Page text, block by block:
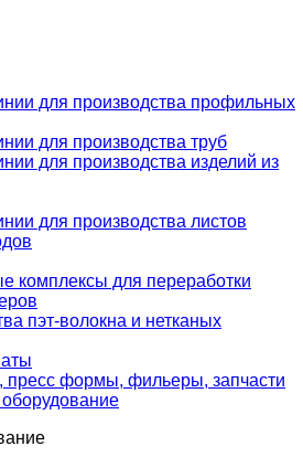
для производства профильных
для производства труб
для производства изделий из
для производства листов
комплексы для переработки
пэт-волокна и нетканых
пресс формы, фильеры, запчасти